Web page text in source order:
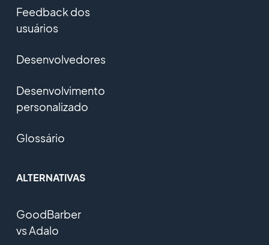
Feedback dos
usuários
Desenvolvedores
Desenvolvimento
personalizado
Glossário
ALTERNATIVAS
GoodBarber
vs Adalo